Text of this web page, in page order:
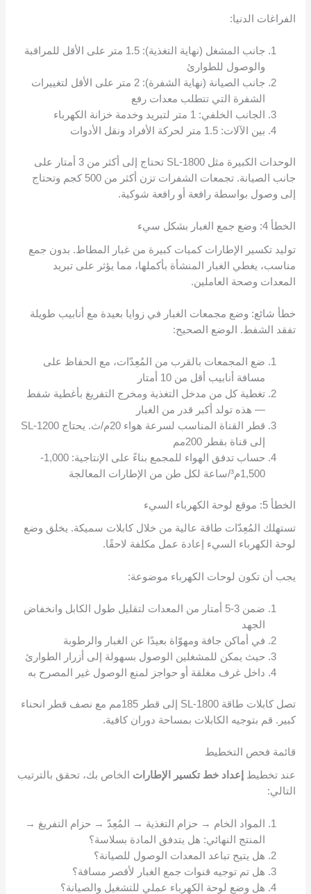
الفراغات الدنيا:
جانب المشغل (نهاية التغذية): 1.5 متر على الأقل للمراقبة
والوصول للطوارئ
جانب الصيانة (نهاية الشفرة): 2 متر على الأقل لتغييرات
الشفرة التي تتطلب معدات رفع
الجانب الخلفي: 1 متر لتبريد وخدمة خزانة الكهرباء
بين الآلات: 1.5 متر لحركة الأفراد ونقل الأدوات
الوحدات الكبيرة مثل SL-1800 تحتاج إلى أكثر من 3 أمتار على
جانب الصيانة. تجمعات الشفرات تزن أكثر من 500 كجم وتحتاج
إلى وصول بواسطة رافعة أو رافعة شوكية.
الخطأ 4: وضع جمع الغبار بشكل سيء
توليد تكسير الإطارات كميات كبيرة من غبار المطاط. بدون جمع
مناسب، يغطي الغبار المنشأة بأكملها، مما يؤثر على تبريد
المعدات وصحة العاملين.
خطأ شائع: وضع مجمعات الغبار في زوايا بعيدة مع أنابيب طويلة
تفقد الشفط. الوضع الصحيح:
ضع المجمعات بالقرب من المُعِدّات، مع الحفاظ على
مسافة أنابيب أقل من 10 أمتار
تغطية كل من مدخل التغذية ومخرج التفريغ بأغطية شفط
— هذه تولد أكبر قدر من الغبار
قطر القناة المناسب لسرعة هواء 20م/ث. يحتاج SL-1200
إلى قناة بقطر 200مم
حساب تدفق الهواء للمجمع بناءً على الإنتاجية: 1,000-
1,500م³/ساعة لكل طن من الإطارات المعالجة
الخطأ 5: موقع لوحة الكهرباء السيء
تستهلك المُعِدّات طاقة عالية من خلال كابلات سميكة. يخلق وضع
لوحة الكهرباء السيء إعادة عمل مكلفة لاحقًا.
يجب أن تكون لوحات الكهرباء موضوعة:
ضمن 3-5 أمتار من المعدات لتقليل طول الكابل وانخفاض
الجهد
في أماكن جافة ومهوّاة بعيدًا عن الغبار والرطوبة
حيث يمكن للمشغلين الوصول بسهولة إلى أزرار الطوارئ
داخل غرف مغلقة أو حواجز لمنع الوصول غير المصرح به
تصل كابلات طاقة SL-1800 إلى قطر 185مم مع نصف قطر انحناء
كبير. قم بتوجيه الكابلات بمساحة دوران كافية.
قائمة فحص التخطيط
عند تخطيطإعداد خط تكسير الإطارات الخاص بك، تحقق بالترتيب
التالي:
المواد الخام → حزام التغذية → المُعِدّ → حزام التفريغ →
المنتج النهائي: هل يتدفق المادة بسلاسة؟
هل يتيح تباعد المعدات الوصول للصيانة؟
هل تم توجيه قنوات جمع الغبار لأقصر مسافة؟
هل وضع لوحة الكهرباء عملي للتشغيل والصيانة؟